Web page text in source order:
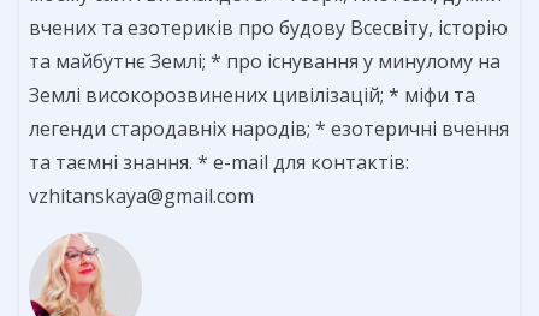
вчених та езотериків про будову Всесвіту, історію
та майбутнє Землі; * про існування у минулому на
Землі високорозвинених цивілізацій; * міфи та
легенди стародавніх народів; * езотеричні вчення
та таємні знання. * e-mail для контактів:
vzhitanskaya@gmail.com